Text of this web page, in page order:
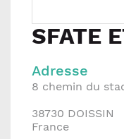
SFATE
Adresse
8 chemin du
38730 DOISSIN
France